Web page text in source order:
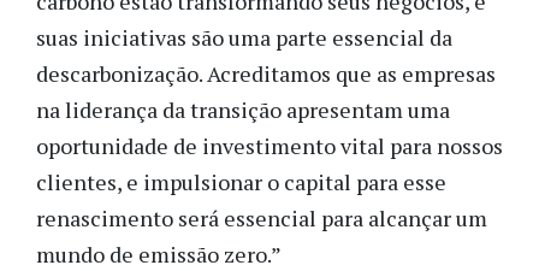
suas iniciativas são uma parte essencial da
descarbonização. Acreditamos que as empresas
na liderança da transição apresentam uma
oportunidade de investimento vital para nossos
clientes, e impulsionar o capital para esse
renascimento será essencial para alcançar um
mundo de emissão zero.”